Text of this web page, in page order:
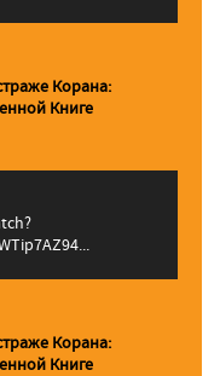
Корана:
Книге
Корана:
Книге